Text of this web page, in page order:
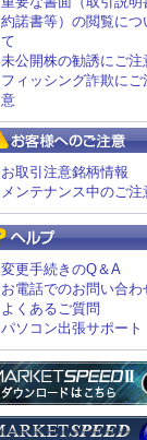
約諾書等）の閲覧につ
て
未公開株の勧誘にご注
フィッシング詐欺にご
意
お取引注意銘柄情報
メンテナンス中のご注
変更手続きのQ＆A
お電話でのお問い合わ
よくあるご質問
パソコン出張サポート